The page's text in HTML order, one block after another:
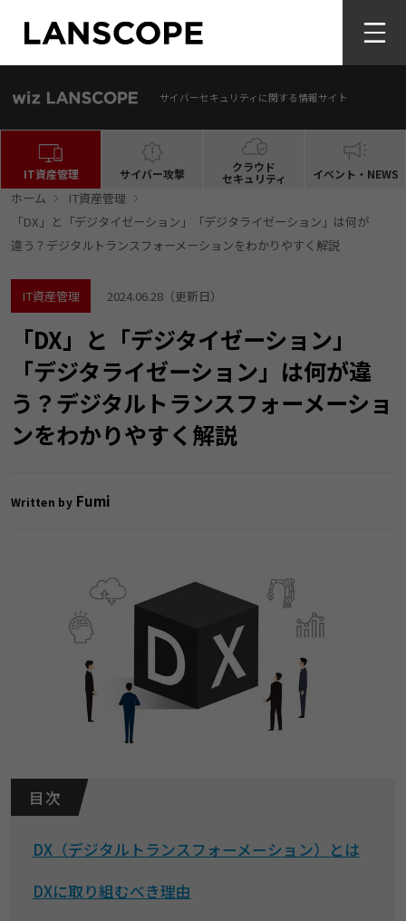
サイバーセキュリティに関する情報サイト
IT資産管理 サイバー攻撃 クラウド
セキュリティ イベント・NEWS
ホーム
IT資産管理
「DX」と「デジタイゼーション」「デジタライゼーション」は何が
違う？デジタルトランスフォーメーションをわかりやすく解説
IT資産管理 2024.06.28（更新日）
「DX」と「デジタイゼーション」
「デジタライゼーション」は何が違
う？デジタルトランスフォーメーショ
ンをわかりやすく解説
Written byFumi
目 次
DX（デジタルトランスフォーメーション）とは
DXに取り組むべき理由